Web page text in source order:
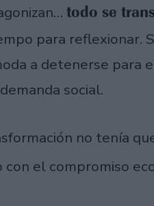
todo se
para reflexionar.
a detenerse para
social.
no tenía
con el compromiso